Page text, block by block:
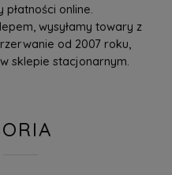
online.
wysyłamy towary z
od 2007 roku,
sklepie stacjonarnym.